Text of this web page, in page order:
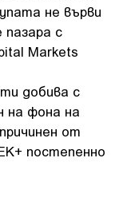
не върви
пазара с
Markets
добива с
на фона на
от
постепенно